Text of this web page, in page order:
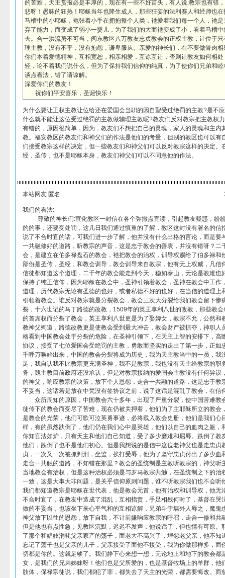
的苦难，天主赏报必是丰厚的，现在有一些不好苗头，有人说:教宗也有错
悲呀！愚昧的狂热！耶稣当年也降生成人，那些狂妄的法利赛人和经师也
马槽中的小耶稣，衪张着小手在拥抱整个人类，衪爱着我们每一个人，衪
弃了能力，而变成了弱小一婴儿，为了我们的大而衪变成了小，看着马槽
去。合一洪流势不可当，闽东教区八万教友忠贞教会的正权主教，让位于
理主教，没有不平，没有抱怨，谦卑服从。亲爱的神长们，在不要做骨肉
你们本着爱德精神，互相宽恕，相亲相爱，互谅互让，否则让教友如何相
轻，论不着我们说什么，但为了保持我们信仰的纯真，为了使你们兄弟和
谈点看法，错了请谅解。
深爱你们的教友！
祝你们平安喜乐，圣诞快乐！
为什么要让正权主教让位给还在爱国会当职的因自聖受过绝罚的主教?是不
什么就不能让这位受过绝罚的主教做辅理主教呢?教友们反对教宗把主教权
有错的，原因很简单，因为，教友们不想把自己的灵魂，家人的灵魂和主内
教。福安教区的教友们和神父们的作法是他们的考量，但别的教区也可以有
们接受教宗这样的决定，但一些教友们和神父们可以反对教宗这样的决定。
经，圣传，也不是耶稣本身，教友们神父们可以不同意他的作法。
本站网友 匿名
我们的看法:
尊敬的神长们:宣化教区一封信在各个弥撒点宣读，引起教友疑惑，纷
的的事，还要受处罚，这几日我们通过慎重的了解，教区这封没有署名的信
说了不合时宜的话，可我们进一步了解，他并没有什么出格的言论，而是要
一共融修好的道路，听教宗的声音，这是忠于教会的善表，并沒有错呀？二
会，是建立在伯多禄盘石的教会，衪把教会的治权，训导权赐给了伯多禄和
部份是圣传，圣经，和教会训导，教会训导来自教宗，他有无上权威，凡信
信徒都知道这个道理，二千年的教会能走到今天，稳如泰山，无论是教难也
保持了纯正信仰，因为耶稣在教会中，圣神引领着教会，圣神在教会中工作
道理，历代教宗无论有圣德的也好，或者私德不好的也好，在当信的道理上
引领着教会。谁反对教宗就是分裂教会，教会三次大分裂给我们教会留下惨
裂，十六世记的马丁路德的改教，1509年的英王享利八世的改教，那些教
的首席权而分裂了教会，英王享利八世更是为了娶婢女，教宗不允，公然和
教神父殉道，路德改教更是使教会受到最大冲击，教会财产被掠夺，神职人
格看到中国教会处于分裂的危险，在圣神引领下，在天主上智的安排下，高
协议，接受了七位爱国会受绝罚的主教，勇敢而坚实的走出了第一步，正如
千呼万唤始出来，中国的教会分裂将成为历史，我为天主教当中的一员，我
足，我自认我不比教宗更充满圣神，我不是教宗，我也没有天主给教宗的职
务，魏主教目前政府还没承认，但是对教宗接纳的爱国会主教没有任何异议
的神父，响应教宗的决策，放下个人恩怨，走合一共融的道路，这是忠于教
不妥当，这话若是放在中梵没有签协议之前，说了这话是混乱了教会，在信
众所周知的原因，中国教会六十多年，出现了严重分裂，使中国苦难教
徒传下的教会而受尽了苦难，现在仍被关押着，他们为了主耶稣所立的教会
是教会的光荣，他们可歌可泣英勇事迹，必将载入教会史册，他们是我们心
样，有的虽然趺倒了，他们仍在我们心中是英雄，他们以自己的血肉之躯，
你知官法如炉，只有天主和他们自己知道，受了多少磨难和屈辱。跌倒了教
他们，跌倒了也不是他们初心。但是我想说的是信中这位老神父也是走忠贞
贞，一次又一次被抓判刑，坐监，挨打受辱，他为了坚守忠贞付出了多少血
走合一共触的道路，不知错在那里？教会的圣统制是主教听教宗的，神父听
当地教会有治权，但是这种治权必须是与罗马教宗共触，在圣统制之下的治
一致，这是大事大非问题，是关乎信仰原则问题，谁不听教宗我们也不会听
我们都知道教宗是耶稣在世代表，他是教会元首，他有治权和训导权，他无
不合时宜了，在教友中造成了混乱，互相指责，手足相残何时了，基督在哭
做的不妥当，也该坐下来心平气和的互相谅解，兄弟斗于墙外人辱之，魔鬼
神父放下以往的恩怨，放下自我，不计前嫌响应教宗的呼召，走合一修和共
但是他也有点性急，见教区沉默，迟迟不发声，他说话了，但也情有可原。
了那个和娼妓消耗父亲家产的荡子，而老大不高兴了，埋怨老父亲，他不知
忘记了荡子也是父亲的儿子，父亲接受了而他不接受，我为你做那样多，而
切都是你的。这就足够了。我们静下心来想一想，无论地上和地下的教会都
女，是我们的兄弟姊妹呀！他们也是父所爱的，也是基督牧场上的羊群，他
肢体，保禄宗徒说，我们都犯了罪，都失去了天主的光荣，都需要悔改。而